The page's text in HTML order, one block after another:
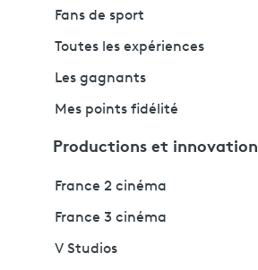
Fans de sport
Toutes les expériences
Les gagnants
Mes points fidélité
Productions et innovation
France 2 cinéma
France 3 cinéma
V Studios